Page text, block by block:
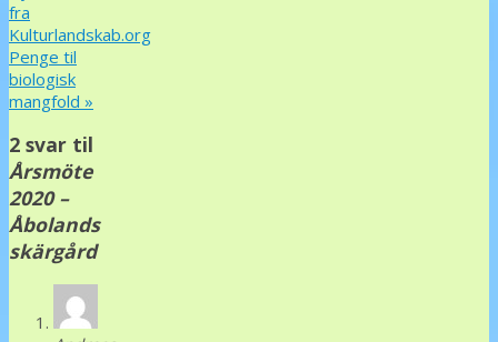
fra
Kulturlandskab.org
Penge til
biologisk
mangfold »
2 svar til
Årsmöte
2020 –
Åbolands
skärgård